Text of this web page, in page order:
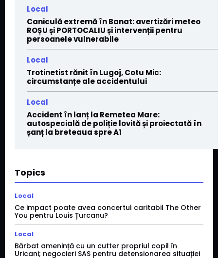
Local
Caniculă extremă în Banat: avertizări meteo
ROȘU și PORTOCALIU și intervenții pentru
persoanele vulnerabile
Local
Trotinetist rănit în Lugoj, Cotu Mic:
circumstanțe ale accidentului
Local
Accident în lanț la Remetea Mare:
autospecială de poliție lovită și proiectată în
șanț la breteaua spre A1
Topics
Local
Ce impact poate avea concertul caritabil The Other
You pentru Louis Țurcanu?
Local
Bărbat amenință cu un cutter propriul copil în
Uricani; negocieri SAS pentru detensionarea situației